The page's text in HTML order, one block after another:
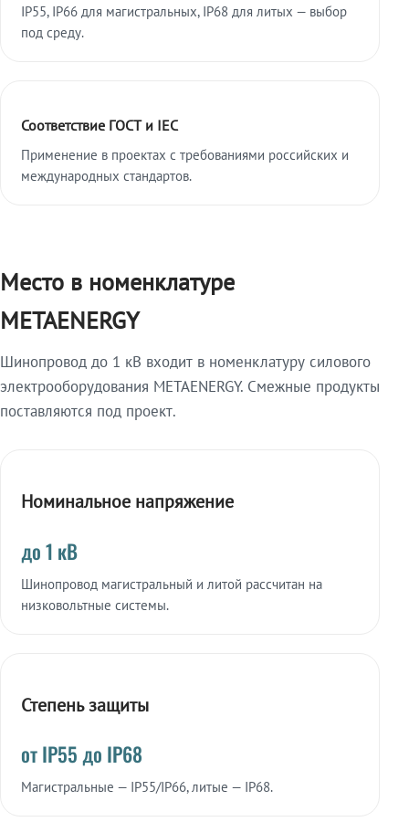
IP55, IP66 для магистральных, IP68 для литых — выбор
под среду.
Соответствие ГОСТ и IEC
Применение в проектах с требованиями российских и
международных стандартов.
Место в номенклатуре
METAENERGY
Шинопровод до 1 кВ входит в номенклатуру силового
электрооборудования METAENERGY. Смежные продукты
поставляются под проект.
Номинальное напряжение
до 1 кВ
Шинопровод магистральный и литой рассчитан на
низковольтные системы.
Степень защиты
от IP55 до IP68
Магистральные — IP55/IP66, литые — IP68.